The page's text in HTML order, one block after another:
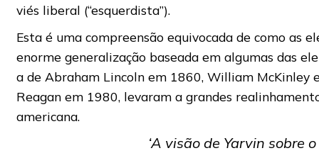
viés liberal (“esquerdista”).
Esta é uma compreensão equivocada de como as
enorme generalização baseada em algumas das
a de Abraham Lincoln em 1860, William McKinley
Reagan em 1980, levaram a grandes
americana.
‘A visão de Yarvin sobre